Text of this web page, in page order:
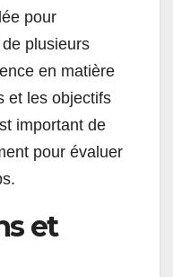
pour
plusieurs
en matière
et les objectifs
important de
pour évaluer
et